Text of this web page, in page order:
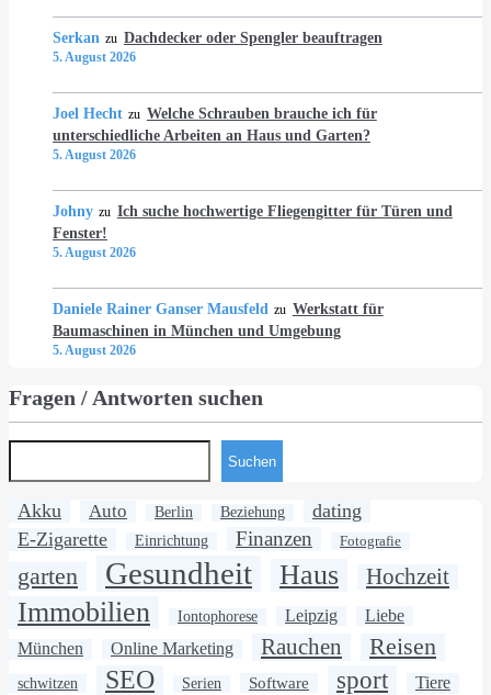
Serkan zu Dachdecker oder Spengler beauftragen
5. August 2026
Joel Hecht zu Welche Schrauben brauche ich für
unterschiedliche Arbeiten an Haus und Garten?
5. August 2026
Johny zu Ich suche hochwertige Fliegengitter für Türen und
Fenster!
5. August 2026
Daniele Rainer Ganser Mausfeld zu Werkstatt für
Baumaschinen in München und Umgebung
5. August 2026
Fragen / Antworten suchen
Suchen
Akku Auto Berlin Beziehung
dating
E-Zigarette
Einrichtung Finanzen Fotografie
garten Gesundheit Haus Hochzeit
Immobilien Iontophorese Leipzig Liebe
München Online Marketing Rauchen Reisen
schwitzen SEO Serien Software sport Tiere